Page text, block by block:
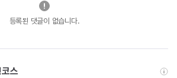
등록된 댓글이 없습니다.
스